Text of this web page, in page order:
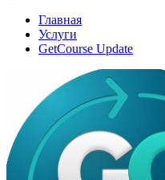
Главная
Услуги
GetCourse Update